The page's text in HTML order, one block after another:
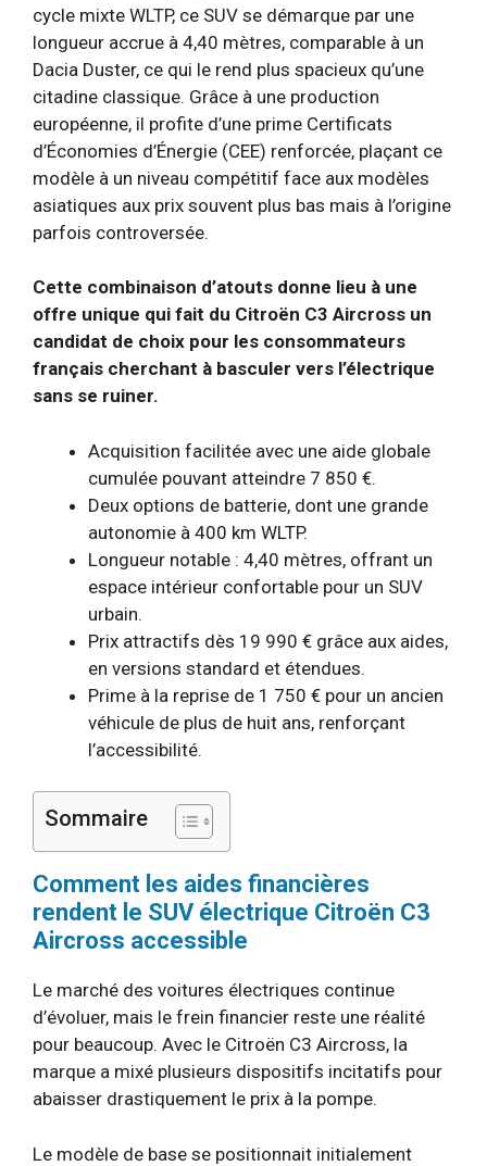
cycle mixte WLTP, ce SUV se démarque par une
longueur accrue à 4,40 mètres, comparable à un
Dacia Duster, ce qui le rend plus spacieux qu’une
citadine classique. Grâce à une production
européenne, il profite d’une prime Certificats
d’Économies d’Énergie (CEE) renforcée, plaçant ce
modèle à un niveau compétitif face aux modèles
asiatiques aux prix souvent plus bas mais à l’origine
parfois controversée.
Cette combinaison d’atouts donne lieu à une
offre unique qui fait du Citroën C3 Aircross un
candidat de choix pour les consommateurs
français cherchant à basculer vers l’électrique
sans se ruiner.
Acquisition facilitée avec une aide globale
cumulée pouvant atteindre 7 850 €.
Deux options de batterie, dont une grande
autonomie à 400 km WLTP.
Longueur notable : 4,40 mètres, offrant un
espace intérieur confortable pour un SUV
urbain.
Prix attractifs dès 19 990 € grâce aux aides,
en versions standard et étendues.
Prime à la reprise de 1 750 € pour un ancien
véhicule de plus de huit ans, renforçant
l’accessibilité.
Sommaire
Comment les aides financières
rendent le SUV électrique Citroën C3
Aircross accessible
Le marché des voitures électriques continue
d’évoluer, mais le frein financier reste une réalité
pour beaucoup. Avec le Citroën C3 Aircross, la
marque a mixé plusieurs dispositifs incitatifs pour
abaisser drastiquement le prix à la pompe.
Le modèle de base se positionnait initialement